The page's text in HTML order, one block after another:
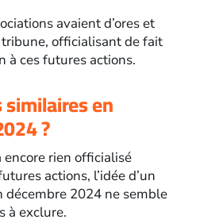
avaient d’ores et
officialisant de fait
à ces futures actions.
en
?
encore rien officialisé
actions, l’idée d’un
décembre 2024 ne semble
à exclure.